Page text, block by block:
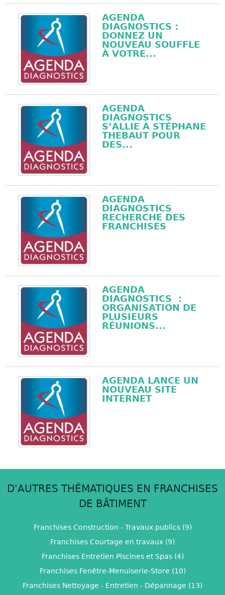
AGENDA
DIAGNOSTICS :
DONNEZ UN
NOUVEAU SOUFFLE
À VOTRE...
AGENDA
DIAGNOSTICS
S’ALLIE À STÉPHANE
THEBAUT POUR
DES...
AGENDA
DIAGNOSTICS
RECHERCHE DES
FRANCHISÉS
AGENDA
DIAGNOSTICS :
ORGANISATION DE
PLUSIEURS
RÉUNIONS...
AGENDA LANCE UN
NOUVEAU SITE
INTERNET
D'AUTRES THÉMATIQUES EN FRANCHISES
DE BÂTIMENT
Franchises Construction - Travaux publics (9)
Franchises Courtage en travaux (9)
Franchises Entretien Piscines et Spas (4)
Franchises Fenêtre-Menuiserie-Store (10)
Franchises Nettoyage - Entretien - Dépannage (13)